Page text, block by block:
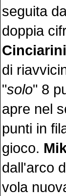
seguita
doppia
Cinciarini
di
"solo" 8
apre nel
punti in
gioco.
dall'arco
vola